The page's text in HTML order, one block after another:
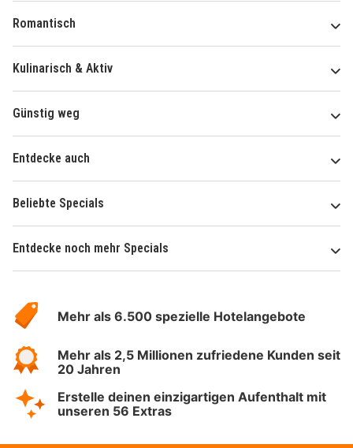
Romantisch
Kulinarisch & Aktiv
Günstig weg
Entdecke auch
Beliebte Specials
Entdecke noch mehr Specials
Hotelspecials
Mehr als 6.500 spezielle Hotelangebote
Mehr als 2,5 Millionen zufriedene Kunden seit
20 Jahren
Erstelle deinen einzigartigen Aufenthalt mit
unseren 56 Extras